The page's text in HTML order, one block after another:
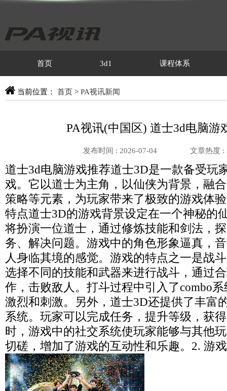
首页 3d1 课程体系
当前位置： 首页 > PA视讯新闻
PA视讯(中国区) 道士3d电脑游
发布时间 : 2026-07-04 文章热度 :
道士3d电脑游戏推荐道士3D是一款备受玩
戏。它以道士为主角，以仙侠为背景，融
策略等元素，为玩家带来了极致的游戏体
特点道士3D的游戏背景设定在一个神秘的
将扮演一位道士，通过修炼技能和剑法，
务、解决问题。游戏中的角色形象逼真，
人身临其境的感觉。游戏的特点之一是战
选择不同的技能和武器来进行战斗，通过
作，击败敌人。打斗过程中引入了combo
激烈和刺激。另外，道士3D还提供了丰富
系统。玩家可以完成任务，提升等级，获
时，游戏中的社交系统使玩家能够与其他
切磋，增加了游戏的互动性和乐趣。2. 游